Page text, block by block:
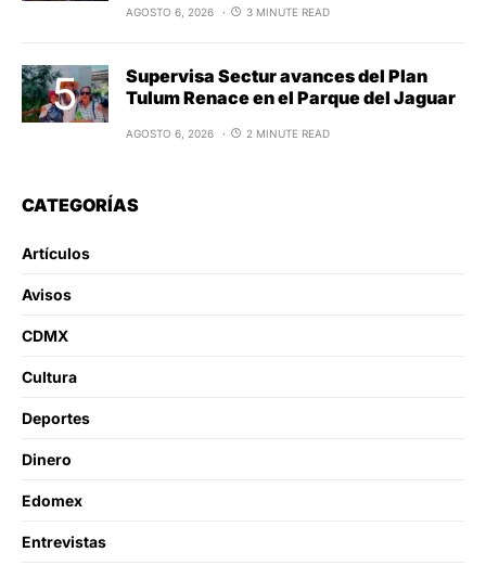
AGOSTO 6, 2026 3 MINUTE READ
Supervisa Sectur avances del Plan
Tulum Renace en el Parque del Jaguar
AGOSTO 6, 2026 2 MINUTE READ
CATEGORÍAS
Artículos
Avisos
CDMX
Cultura
Deportes
Dinero
Edomex
Entrevistas